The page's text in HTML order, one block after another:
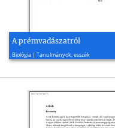
A prémvadászatról
Biológia | Tanulmányok, esszék
2004, 5 oldal